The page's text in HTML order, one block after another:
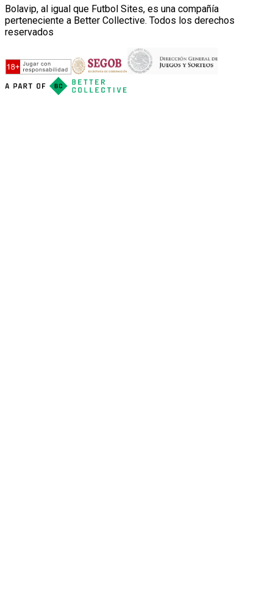
Bolavip, al igual que Futbol Sites, es una compañía
perteneciente a Better Collective. Todos los derechos
reservados